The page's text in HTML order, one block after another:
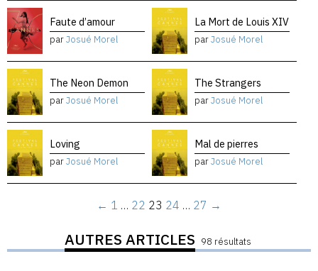
Faute d’amour
parJosué Morel
La Mort de Louis XIV
parJosué Morel
The Neon Demon
parJosué Morel
The Strangers
parJosué Morel
Loving
parJosué Morel
Mal de pierres
parJosué Morel
← 1 … 22 23 24 … 27 →
AUTRES ARTICLES 98 résultats